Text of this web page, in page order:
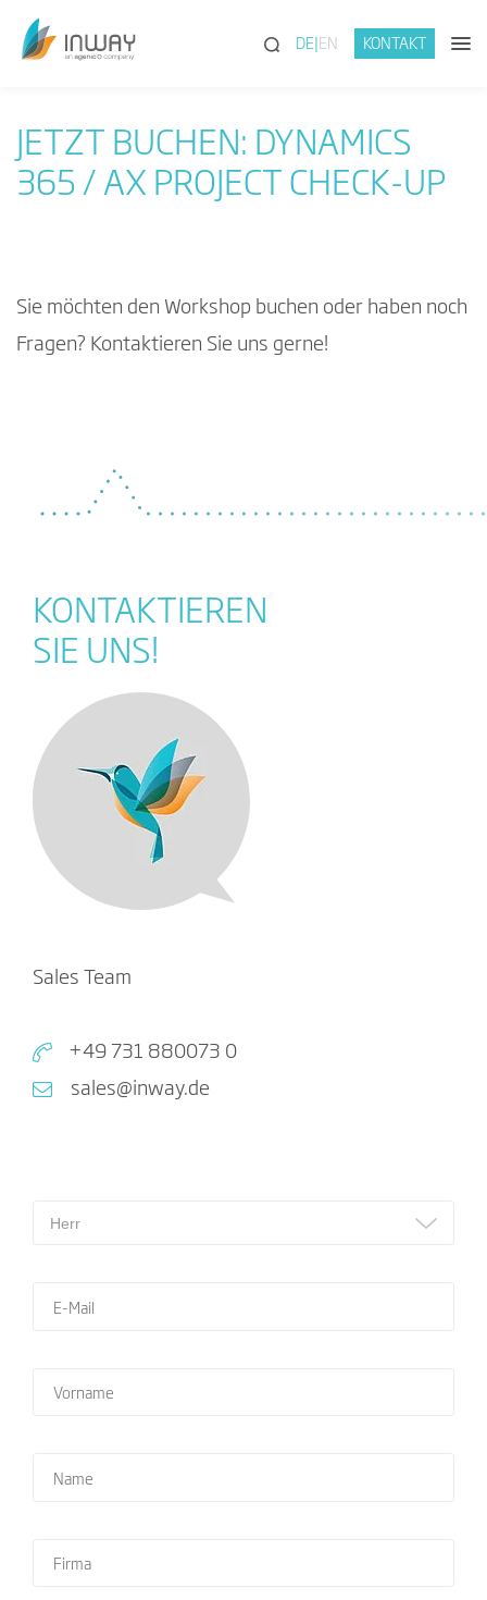
(SUCHE)
DE EN KONTAKT
JETZT BUCHEN: DYNAMICS
365 / AX PROJECT CHECK-UP
Sie möchten den Workshop buchen oder haben noch
Fragen? Kontaktieren Sie uns gerne!
KONTAKTIEREN
SIE UNS!
Sales Team
+49 731 880073 0
sales@inway.de